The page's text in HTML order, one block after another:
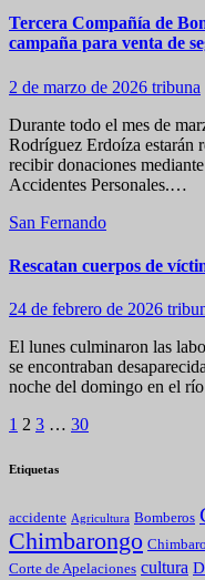
Tercera Compañía de
campaña para venta de
2 de marzo de 2026 tribuna
Durante todo el mes de
Rodríguez Erdoíza estarán
recibir donaciones
Accidentes Personales.…
San Fernando
Rescatan cuerpos de
24 de febrero de 2026
El lunes culminaron las
se encontraban
noche del domingo en el
Paginación
de
1 2 3 … 30
Etiquetas
accidente Agricultura Bomberos
Chimbarongo
Corte de Apelaciones cultura